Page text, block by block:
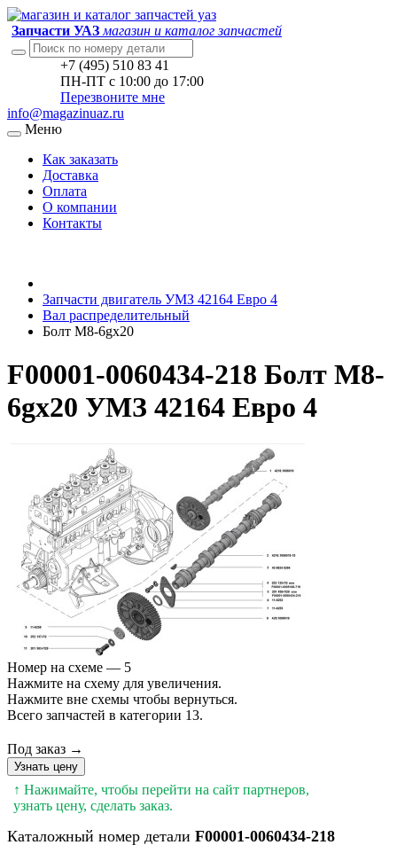
Запчасти УАЗ магазин и каталог запчастей
+7 (495) 510 83 41
ПН-ПТ с 10:00 до 17:00
Перезвоните мне
info@magazinuaz.ru
Меню
Как заказать
Доставка
Оплата
О компании
Контакты
Запчасти двигатель УМЗ 42164 Евро 4
Вал распределительный
Болт М8-6gx20
F00001-0060434-218 Болт М8-
6gx20 УМЗ 42164 Евро 4
Номер на схеме — 5
Нажмите на схему для увеличения.
Нажмите вне схемы чтобы вернуться.
Всего запчастей в категории 13.
Под заказ →
Узнать цену
↑ Нажимайте, чтобы перейти на сайт партнеров,
узнать цену, сделать заказ.
Каталожный номер детали F00001-0060434-218